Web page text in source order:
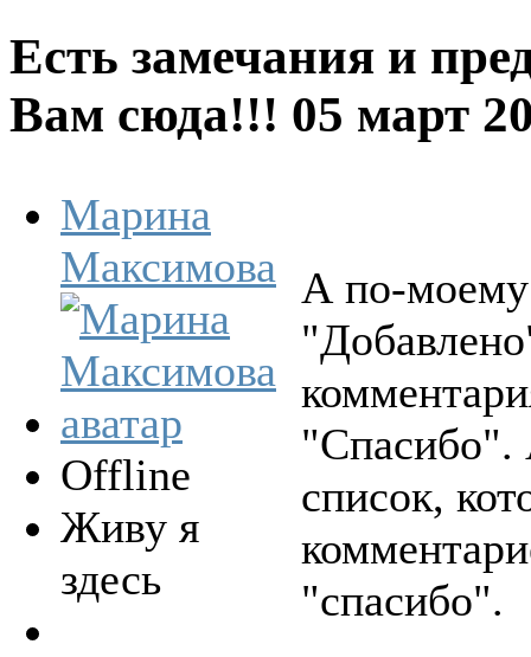
Есть замечания и
Вам сюда!!! 05 март
Марина
Максимова
Offline
Живу я
здесь
А по-моему
"Спасибо".
список,
"спасибо".